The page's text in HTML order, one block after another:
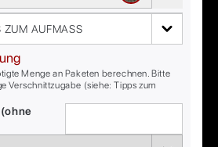
ZUM AUFMASS
Menge an Paketen berechnen. Bitte
Verschnittzugabe (siehe: Tipps zum